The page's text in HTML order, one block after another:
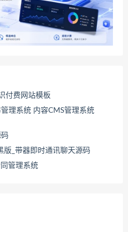
付费网站模板
理系统 内容CMS管理系统
版_带器即时通讯聊天源码
管理系统